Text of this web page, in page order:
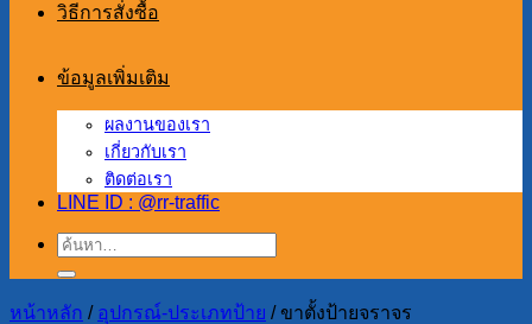
วิธีการสั่งซื้อ
ข้อมูลเพิ่มเติม
ผลงานของเรา
เกี่ยวกับเรา
ติดต่อเรา
LINE ID : @rr-traffic
ค้นหา:
หน้าหลัก / อุปกรณ์-ประเภทป้าย /ขาตั้งป้ายจราจร